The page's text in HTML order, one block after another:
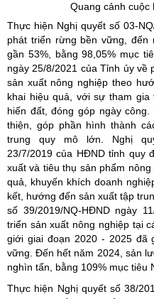
Quang cảnh cuộc
Thực hiện Nghị quyết số 03-
phát triển rừng bền vững,
gần 53%, bằng 98,05% mục
ngày 25/8/2021 của Tỉnh ủy về
sản xuất nông nghiệp theo
khai hiệu quả, với sự tham
hiến đất, đóng góp ngày
thiện, góp phần hình thành
trung quy mô lớn. Nghị
23/7/2019 của HĐND tỉnh quy
xuất và tiêu thụ sản phẩm
quả, khuyến khích doanh
kết, hướng đến sản xuất tập
số 39/2019/NQ-HĐND ngày
triển sản xuất nông nghiệp tại
giới giai đoạn 2020 - 2025 đã
vững. Đến hết năm 2024, sản
nghìn tấn, bằng 109% mục tiêu
Thực hiện Nghị quyết số 38/